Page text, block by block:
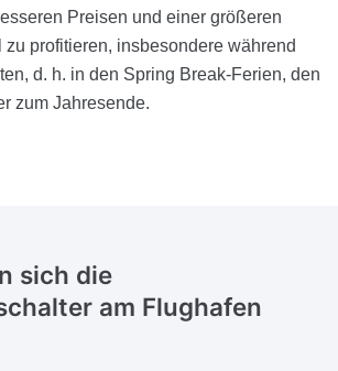
Preisen und einer größeren
zu profitieren, insbesondere während
d. h. in den Spring Break-Ferien, den
zum Jahresende.
sich die
am Flughafen